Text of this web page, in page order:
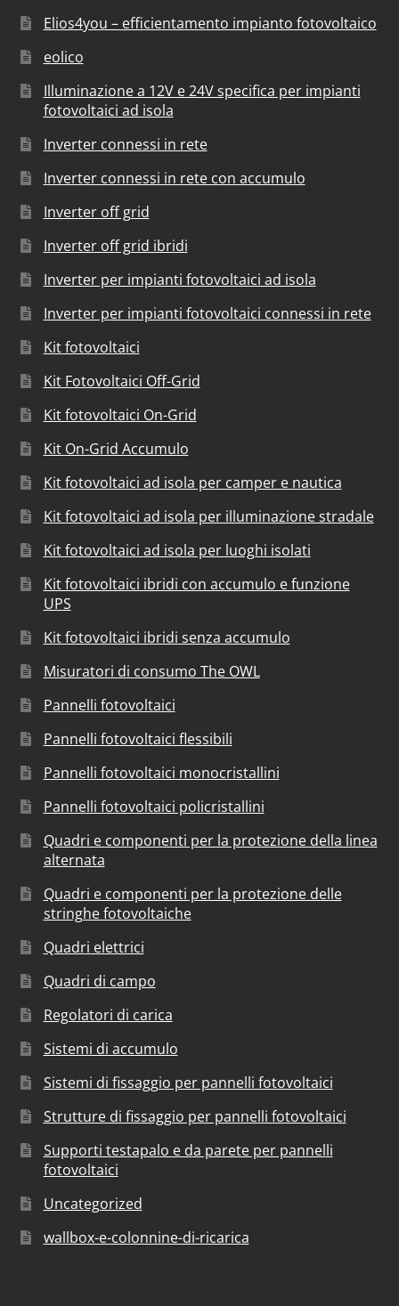
Elios4you – efficientamento impianto fotovoltaico
eolico
Illuminazione a 12V e 24V specifica per impianti
fotovoltaici ad isola
Inverter connessi in rete
Inverter connessi in rete con accumulo
Inverter off grid
Inverter off grid ibridi
Inverter per impianti fotovoltaici ad isola
Inverter per impianti fotovoltaici connessi in rete
Kit fotovoltaici
Kit Fotovoltaici Off-Grid
Kit fotovoltaici On-Grid
Kit On-Grid Accumulo
Kit fotovoltaici ad isola per camper e nautica
Kit fotovoltaici ad isola per illuminazione stradale
Kit fotovoltaici ad isola per luoghi isolati
Kit fotovoltaici ibridi con accumulo e funzione
UPS
Kit fotovoltaici ibridi senza accumulo
Misuratori di consumo The OWL
Pannelli fotovoltaici
Pannelli fotovoltaici flessibili
Pannelli fotovoltaici monocristallini
Pannelli fotovoltaici policristallini
Quadri e componenti per la protezione della linea
alternata
Quadri e componenti per la protezione delle
stringhe fotovoltaiche
Quadri elettrici
Quadri di campo
Regolatori di carica
Sistemi di accumulo
Sistemi di fissaggio per pannelli fotovoltaici
Strutture di fissaggio per pannelli fotovoltaici
Supporti testapalo e da parete per pannelli
fotovoltaici
Uncategorized
wallbox-e-colonnine-di-ricarica